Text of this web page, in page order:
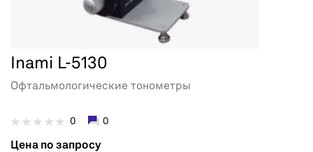
Inami L-5130
Офтальмологические тонометры
0 0
Цена по запросу